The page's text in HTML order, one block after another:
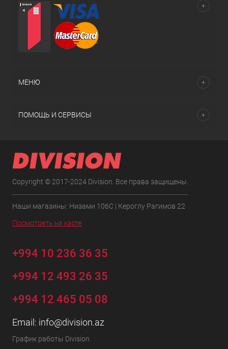
МЕНЮ
ПОМОЩЬ И СЕРВИСЫ
Copyright © 2017-2024 Division. Все права защищены.
Наши магазины: Низами 106C | Кероглу Рагимов 22
Посмотреть на карте
+994 10 236 36 35
+994 12 493 26 35
+994 12 465 05 08
Email: info@division.az
График работы Division